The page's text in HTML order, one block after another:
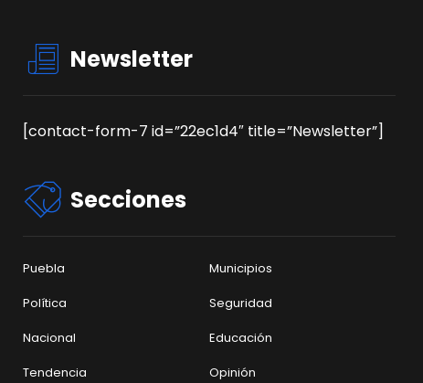
Newsletter
[contact-form-7 id=”22ec1d4″ title=”Newsletter”]
Secciones
Puebla
Municipios
Política
Seguridad
Nacional
Educación
Tendencia
Opinión